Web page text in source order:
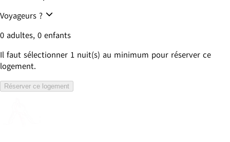
Voyageurs ?
0 adultes, 0 enfants
Il faut sélectionner 1 nuit(s) au minimum pour réserver ce
logement.
Réserver ce logement